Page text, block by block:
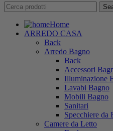
Home
ARREDO CASA
Back
Arredo Bagno
Back
Accessori
Illuminazione
Lavabi Bagno
Mobili Bagno
Sanitari
Specchiere da
Camere da Letto